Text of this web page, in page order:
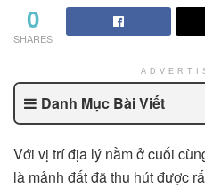
0
SHARES
Danh Mục Bài Viết
Với vị trí địa lý nằm ở cuối
là mảnh đất đã thu hút được